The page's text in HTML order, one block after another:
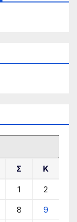
Σ Κ
1 2
8 9